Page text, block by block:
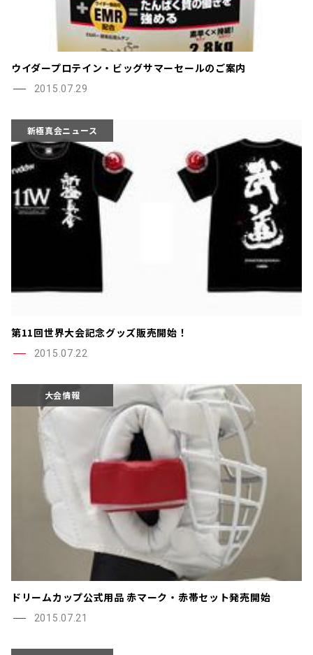
ウイダープロテイン・ビッグサマーセールのご案内
2015.07.29
新極真会ニュース
第11回世界大会記念グッズ販売開始！
2015.07.22
大会情報
ドリームカップ公式用品 赤マーク・赤帯セット発売開始
2015.07.21